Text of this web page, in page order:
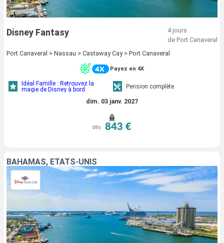
Disney Fantasy
4 jours
de Port Canaveral
Port Canaveral > Nassau > Castaway Cay > Port Canaveral
Payez en 4X
Idéal Famille : Retrouvez la
magie de Disney à bord
Pension complète
dim. 03 janv. 2027
dès 843 €
BAHAMAS, ÉTATS-UNIS